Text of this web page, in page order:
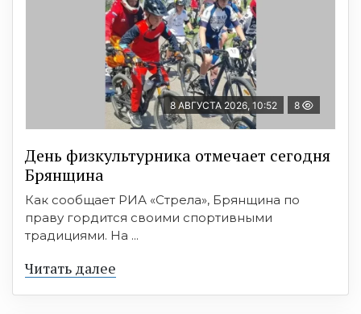
8 АВГУСТА 2026, 10:52 8
День физкультурника отмечает сегодня
Брянщина
Как сообщает РИА «Стрела», Брянщина по
праву гордится своими спортивными
традициями. На ...
Читать далее